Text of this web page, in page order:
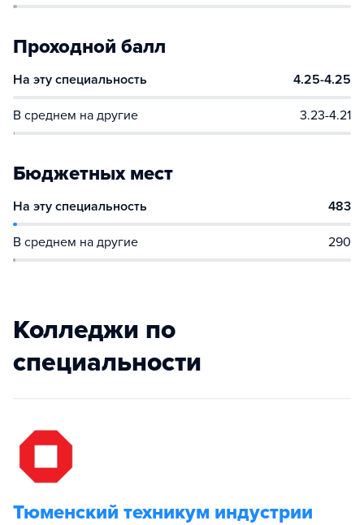
Проходной балл
На эту специальность 4.25-4.25
В среднем на другие 3.23-4.21
Бюджетных мест
На эту специальность 483
В среднем на другие 290
Колледжи по
специальности
Тюменский техникум индустрии